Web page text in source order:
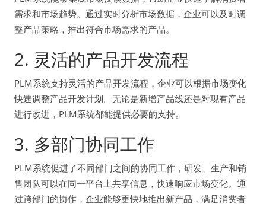
需求和市场趋势。通过实时分析市场数据，企业可以及时调
整产品策略，推出符合市场需求的产品。
2. 灵活的产品开发流程
PLM系统支持灵活的产品开发流程，企业可以根据市场变化
快速调整产品开发计划。无论是新增产品线还是对现有产品
进行改进，PLM系统都能提供必要的支持。
3. 多部门协同工作
PLM系统促进了不同部门之间的协同工作，研发、生产和销
售团队可以在同一平台上共享信息，快速响应市场变化。通
过跨部门的协作，企业能够更快地推出新产品，满足消费者